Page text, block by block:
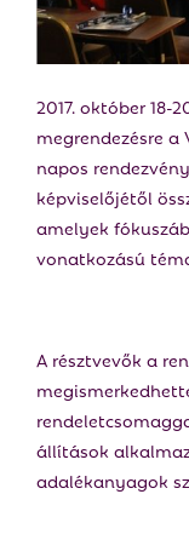
N
U
2017. október
megrendezésre a
napos
képviselőjétől
amelyek
vonatkozású
A résztvevők a
állítások
adalékanyagok